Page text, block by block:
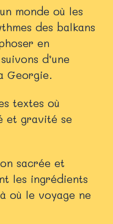
monde où les
des balkans
en
d’une
Georgie.
textes où
et gravité se
sacrée et
les ingrédients
où le voyage ne